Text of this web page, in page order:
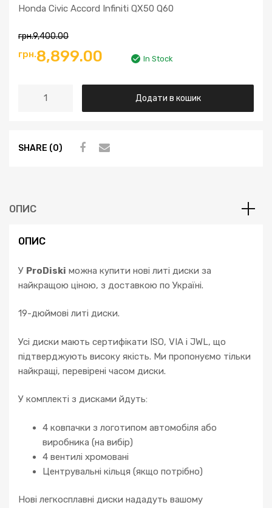
Honda Civic Accord Infiniti QX50 Q60
грн.9,400.00
Оригінальна
грн.9,400.00.
грн.8,899.00 Поточна
ціна:
грн.8,899.00.
In Stock
Honda
QX50
кількість
Додати в кошик
SHARE (0)
ОПИС
ОПИС
У ProDiski можна купити нові литі диски за
найкращою ціною, з доставкою по Україні.
19-дюймові литі диски.
Усі диски мають сертифікати ISO, VIA і JWL, що
підтверджують високу якість. Ми пропонуємо тільки
найкращі, перевірені часом диски.
У комплекті з дисками йдуть:
4 ковпачки з логотипом автомобіля або
виробника (на вибір)
4 вентилі хромовані
Центрувальні кільця (якщо потрібно)
Нові легкосплавні диски нададуть вашому